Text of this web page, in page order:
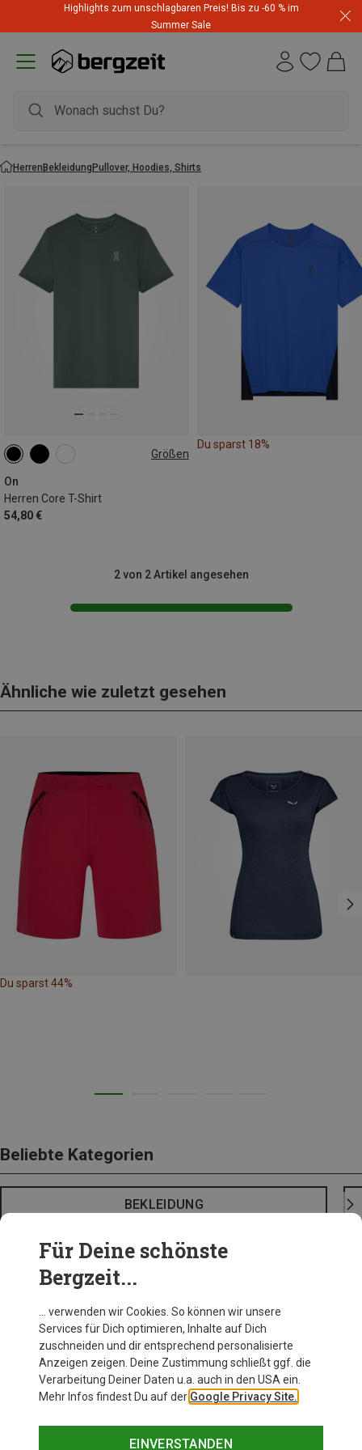
Highlights zum unschlagbaren Preis! Bis zu -60 % im
Summer Sale
HerrenBekleidungPullover, Hoodies, Shirts
Größen
On
Herren Core T-Shirt
54,80 €
XS S
Du sparst 18%
2 von 2 Artikel angesehen
Ähnliche wie zuletzt gesehen
Du sparst 44%
Beliebte Kategorien
BEKLEIDUNG
Für Deine schönste
Bergzeit...
… verwenden wir Cookies. So können wir unsere
Services für Dich optimieren, Inhalte auf Dich
zuschneiden und dir entsprechend personalisierte
Anzeigen zeigen. Deine Zustimmung schließt ggf. die
Verarbeitung Deiner Daten u.a. auch in den USA ein.
Mehr Infos findest Du auf der Google Privacy Site.
EINVERSTANDEN